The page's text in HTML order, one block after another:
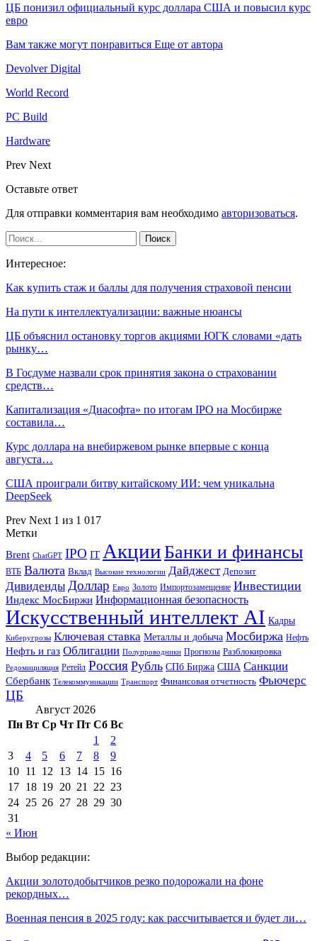
ЦБ понизил официальный курс доллара США и повысил курс
евро
Вам также могут понравиться Еще от автора
Devolver Digital
World Record
PC Build
Hardware
Prev Next
Оставьте ответ
Для отправки комментария вам необходимо авторизоваться.
Интересное:
Как купить стаж и баллы для получения страховой пенсии
На пути к интеллектуализации: важные нюансы
ЦБ объяснил остановку торгов акциями ЮГК словами «дать
рынку…
В Госдуме назвали срок принятия закона о страховании
средств…
Капитализация «Диасофта» по итогам IPO на Мосбирже
составила…
Курс доллара на внебиржевом рынке впервые с конца
августа…
США проиграли битву китайскому ИИ: чем уникальна
DeepSeek
Prev Next 1 из 1 017
Метки
Brent ChatGPT IPO IT АкцииБанки и финансы
ВТБ Валюта Вклад Высокие технологии Дайджест Депозит
Дивиденды Доллар Евро Золото Импортозамещение Инвестиции
Индекс МосБиржи Информационная безопасность
Искусственный интеллект AI Кадры
Киберугрозы Ключевая ставка Металлы и добыча Мосбиржа Нефть
Нефть и газ Облигации Полупроводники Прогнозы Разблокировка
Редомициляция Ретейл Россия Рубль СПб Биржа США Санкции
Сбербанк Телекоммуникации Транспорт Финансовая отчетность Фьючерс
ЦБ
Август 2026
Пн Вт Ср Чт Пт Сб Вс
1
2
3
4 5 6 7 8
9
10 11 12 13 14 15 16
17 18 19 20 21 22 23
24 25 26 27 28 29 30
31
« Июн
Выбор редакции:
Акции золотодобытчиков резко подорожали на фоне
рекордных…
Военная пенсия в 2025 году: как рассчитывается и будет ли…